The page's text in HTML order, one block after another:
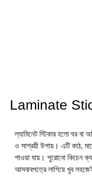
Laminate
ল্যামিনেট স্টিকার হলো ঘর
ও সাশ্রয়ী উপায়। এটি কাঠ,
পাওয়া যায়। পুরোনো কিচেন
আসবাবপত্রে লাগিয়ে খুব